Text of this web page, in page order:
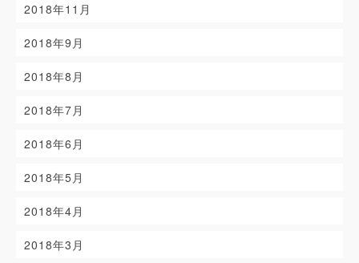
2018年11月
2018年9月
2018年8月
2018年7月
2018年6月
2018年5月
2018年4月
2018年3月